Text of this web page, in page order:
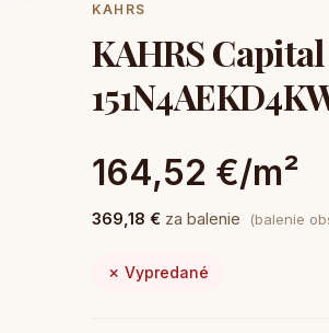
KAHRS
KAHRS
164,52 €/m²
369,18 € za balenie (balenie
✗ Vypredané